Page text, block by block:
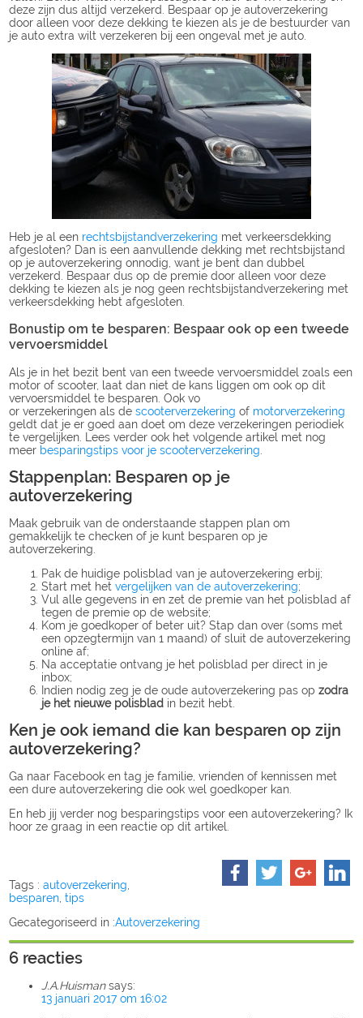
deze zijn dus altijd verzekerd. Bespaar op je autoverzekering
door alleen voor deze dekking te kiezen als je de bestuurder van
je auto extra wilt verzekeren bij een ongeval met je auto.
Heb je al een rechtsbijstandverzekering met verkeersdekking
afgesloten? Dan is een aanvullende dekking met rechtsbijstand
op je autoverzekering onnodig, want je bent dan dubbel
verzekerd. Bespaar dus op de premie door alleen voor deze
dekking te kiezen als je nog geen rechtsbijstandverzekering met
verkeersdekking hebt afgesloten.
Bonustip om te besparen: Bespaar ook op een tweede
vervoersmiddel
Als je in het bezit bent van een tweede vervoersmiddel zoals een
motor of scooter, laat dan niet de kans liggen om ook op dit
vervoersmiddel te besparen. Ook vo
or verzekeringen als descooterverzekering of motorverzekering
geldt dat je er goed aan doet om deze verzekeringen periodiek
te vergelijken. Lees verder ook het volgende artikel met nog
meer besparingstips voor je scooterverzekering
Stappenplan: Besparen op je
autoverzekering
Maak gebruik van de onderstaande stappen plan om
gemakkelijk te checken of je kunt besparen op je
autoverzekering.
Pak de huidige polisblad van je autoverzekering erbij;
Start met hetvergelijken van de autoverzekering;
Vul alle gegevens in en zet de premie van het polisblad af
tegen de premie op de website;
Kom je goedkoper of beter uit? Stap dan over (soms met
een opzegtermijn van 1 maand) of sluit de autoverzekering
online af;
Na acceptatie ontvang je het polisblad per direct in je
inbox;
Indien nodig zeg je de oude autoverzekering pas opzodra
je het nieuwe polisblad in bezit hebt.
Ken je ook iemand die kan besparen op zijn
autoverzekering?
Ga naar Facebook en tag je familie, vrienden of kennissen met
een dure autoverzekering die ook wel goedkoper kan.
En heb jij verder nog besparingstips voor een autoverzekering? Ik
hoor ze graag in een reactie op dit artikel.
Tags :autoverzekering
besparen ,tips
Gecategoriseerd in :Autoverzekering
6 reacties
J.A.Huisman says:
13 januari 2017 om 16:02